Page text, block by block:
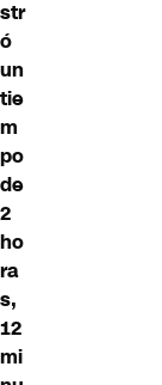
str
ó
un
tie
m
po
de
2
ho
ra
s,
12
mi